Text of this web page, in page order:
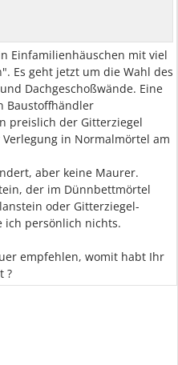
Einfamilienhäuschen mit viel
Es geht jetzt um die Wahl des
Dachgeschoßwände. Eine
Baustoffhändler
preislich der Gitterziegel
in Normalmörtel am
aber keine Maurer.
der im Dünnbettmörtel
oder Gitterziegel-
ich persönlich nichts.
empfehlen, womit habt Ihr
?